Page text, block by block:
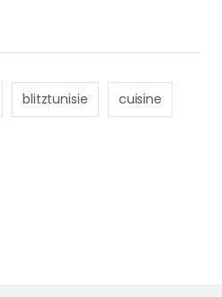
blitztunisie cuisine